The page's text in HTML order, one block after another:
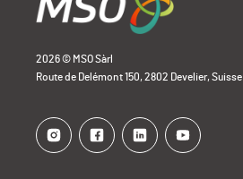
2026 © MSO Sàrl
Route de Delémont 150, 2802 Develier, Suisse